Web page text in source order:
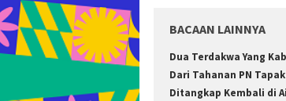
BACAAN LAINNYA
Dua Terdakwa Yang
Dari Tahanan PN
Ditangkap Kembali di